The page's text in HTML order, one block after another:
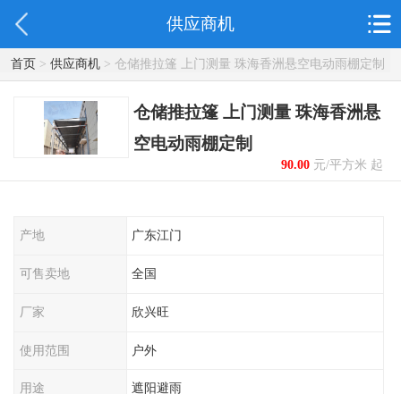
供应商机
首页> 供应商机> 仓储推拉篷 上门测量 珠海香洲悬空电动雨棚定制
仓储推拉篷 上门测量 珠海香洲悬
空电动雨棚定制
90.00元/平方米 起
产地 广东江门
可售卖地 全国
厂家 欣兴旺
使用范围 户外
用途 遮阳避雨